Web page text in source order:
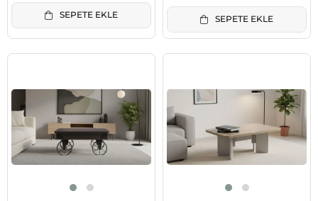
SEPETE EKLE SEPETE EKLE